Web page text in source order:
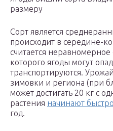
размеру
Сорт является
происходит в середине-
считается
которого ягоды могут
транспортируются.
зимовки и региона (при
может достигать 20 кг с
растения начинают
год.